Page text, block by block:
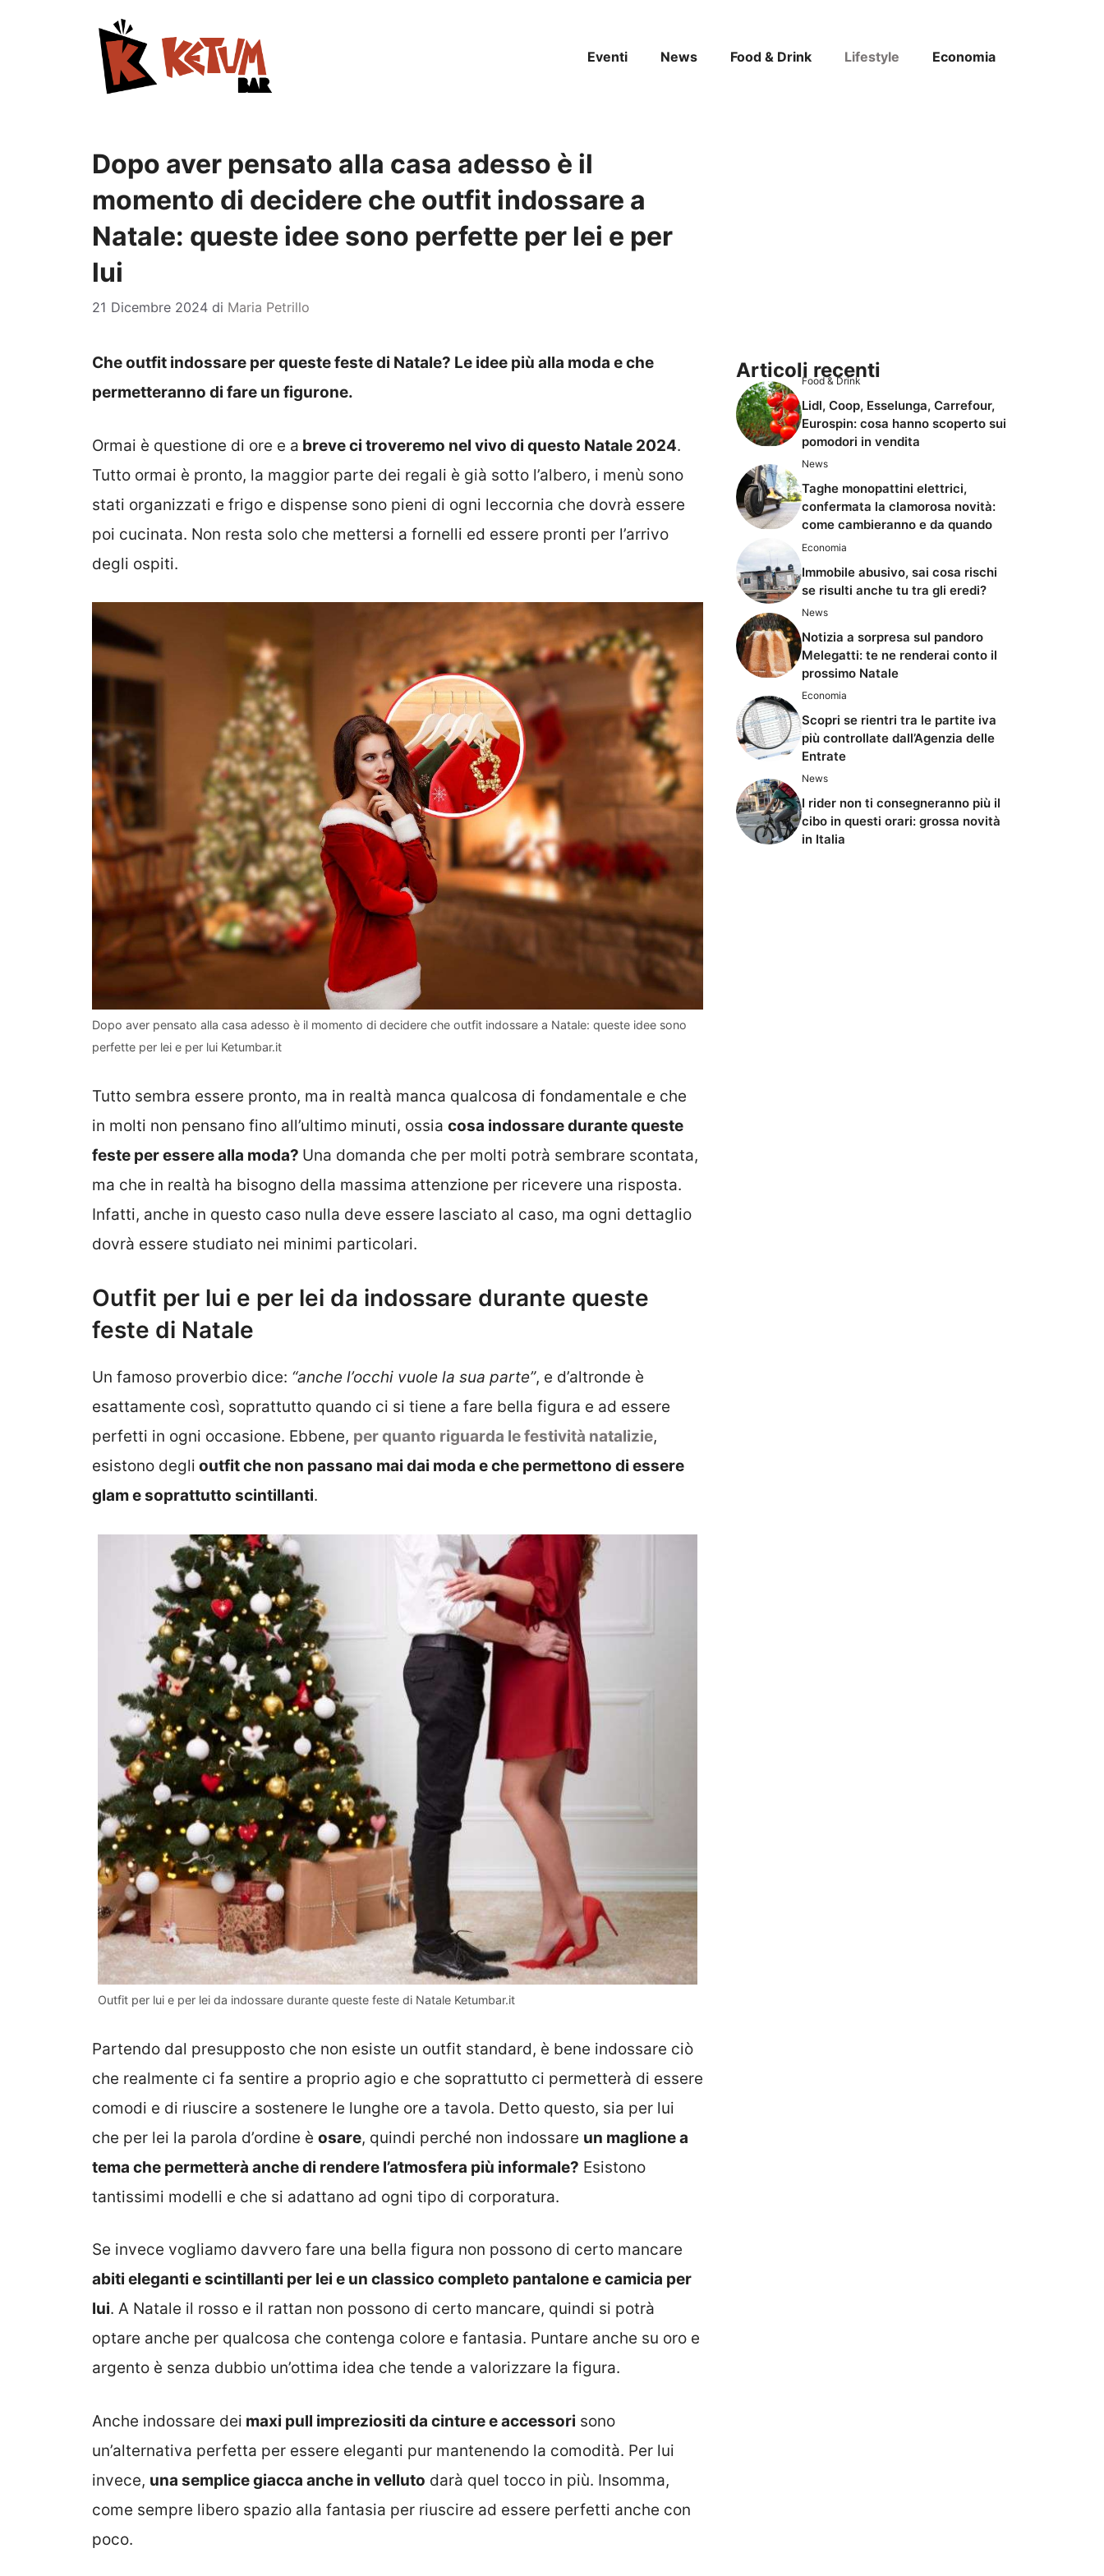
Eventi News Food & Drink Lifestyle Economia
Dopo aver pensato alla casa adesso è il
momento di decidere che outfit indossare a
Natale: queste idee sono perfette per lei e per
lui
21 Dicembre 2024 di Maria Petrillo
Che outfit indossare per queste feste di Natale? Le idee più alla moda e che
permetteranno di fare un figurone.
Ormai è questione di ore e a breve ci troveremo nel vivo di questo Natale 2024.
Tutto ormai è pronto, la maggior parte dei regali è già sotto l’albero, i menù sono
stati organizzati e frigo e dispense sono pieni di ogni leccornia che dovrà essere
poi cucinata. Non resta solo che mettersi a fornelli ed essere pronti per l’arrivo
degli ospiti.
Dopo aver pensato alla casa adesso è il momento di decidere che outfit indossare a Natale: queste idee sono
perfette per lei e per lui Ketumbar.it
Tutto sembra essere pronto, ma in realtà manca qualcosa di fondamentale e che
in molti non pensano fino all’ultimo minuti, ossia cosa indossare durante queste
feste per essere alla moda? Una domanda che per molti potrà sembrare scontata,
ma che in realtà ha bisogno della massima attenzione per ricevere una risposta.
Infatti, anche in questo caso nulla deve essere lasciato al caso, ma ogni dettaglio
dovrà essere studiato nei minimi particolari.
Outfit per lui e per lei da indossare durante queste
feste di Natale
Un famoso proverbio dice: “anche l’occhi vuole la sua parte”, e d’altronde è
esattamente così, soprattutto quando ci si tiene a fare bella figura e ad essere
perfetti in ogni occasione. Ebbene, per quanto riguarda le festività natalizie,
esistono degli outfit che non passano mai dai moda e che permettono di essere
glam e soprattutto scintillanti.
Outfit per lui e per lei da indossare durante queste feste di Natale Ketumbar.it
Partendo dal presupposto che non esiste un outfit standard, è bene indossare ciò
che realmente ci fa sentire a proprio agio e che soprattutto ci permetterà di essere
comodi e di riuscire a sostenere le lunghe ore a tavola. Detto questo, sia per lui
che per lei la parola d’ordine è osare, quindi perché non indossare un maglione a
tema che permetterà anche di rendere l’atmosfera più informale? Esistono
tantissimi modelli e che si adattano ad ogni tipo di corporatura.
Se invece vogliamo davvero fare una bella figura non possono di certo mancare
abiti eleganti e scintillanti per lei e un classico completo pantalone e camicia per
lui. A Natale il rosso e il rattan non possono di certo mancare, quindi si potrà
optare anche per qualcosa che contenga colore e fantasia. Puntare anche su oro e
argento è senza dubbio un’ottima idea che tende a valorizzare la figura.
Anche indossare dei maxi pull impreziositi da cinture e accessori sono
un’alternativa perfetta per essere eleganti pur mantenendo la comodità. Per lui
invece, una semplice giacca anche in velluto darà quel tocco in più. Insomma,
come sempre libero spazio alla fantasia per riuscire ad essere perfetti anche con
poco.
Articoli recenti
Food & Drink
Lidl, Coop, Esselunga, Carrefour,
Eurospin: cosa hanno scoperto sui
pomodori in vendita
News
Taghe monopattini elettrici,
confermata la clamorosa novità:
come cambieranno e da quando
Economia
Immobile abusivo, sai cosa rischi
se risulti anche tu tra gli eredi?
News
Notizia a sorpresa sul pandoro
Melegatti: te ne renderai conto il
prossimo Natale
Economia
Scopri se rientri tra le partite iva
più controllate dall’Agenzia delle
Entrate
News
I rider non ti consegneranno più il
cibo in questi orari: grossa novità
in Italia